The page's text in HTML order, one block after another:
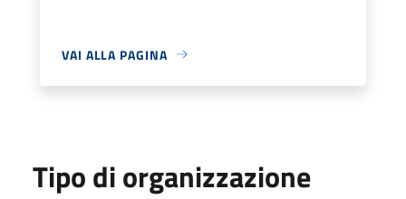
VAI ALLA PAGINA
Tipo di organizzazione